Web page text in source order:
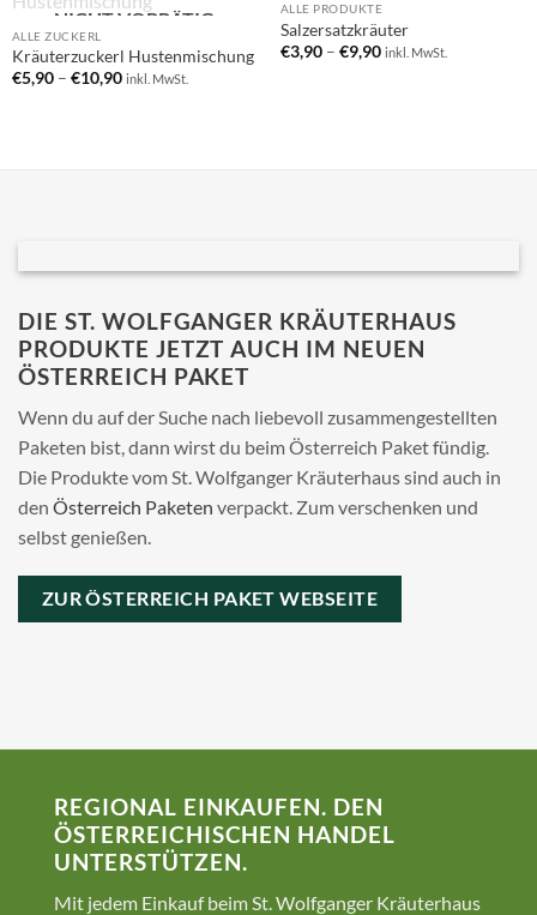
Add to
NICHT VORRÄTIG
ALLE ZUCKERL
Kräuterzuckerl Hustenmischung
€5,90– €10,90 inkl. MwSt.
ALLE PRODUKTE
Salzersatzkräuter
€3,90– €9,90 inkl. MwSt.
DIE ST. WOLFGANGER KRÄUTERHAUS
PRODUKTE JETZT AUCH IM NEUEN
ÖSTERREICH PAKET
Wenn du auf der Suche nach liebevoll zusammengestellten
Paketen bist, dann wirst du beim Österreich Paket fündig.
Die Produkte vom St. Wolfganger Kräuterhaus sind auch in
den Österreich Paketen verpackt. Zum verschenken und
selbst genießen.
ZUR ÖSTERREICH PAKET WEBSEITE
REGIONAL EINKAUFEN. DEN
ÖSTERREICHISCHEN HANDEL
UNTERSTÜTZEN.
Mit jedem Einkauf beim St. Wolfganger Kräuterhaus